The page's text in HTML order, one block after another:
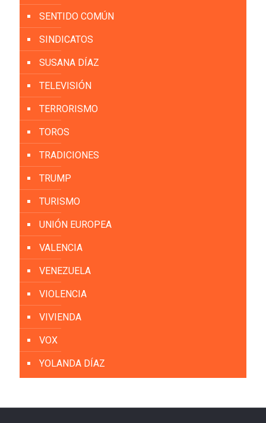
SENTIDO COMÚN
SINDICATOS
SUSANA DÍAZ
TELEVISIÓN
TERRORISMO
TOROS
TRADICIONES
TRUMP
TURISMO
UNIÓN EUROPEA
VALENCIA
VENEZUELA
VIOLENCIA
VIVIENDA
VOX
YOLANDA DÍAZ